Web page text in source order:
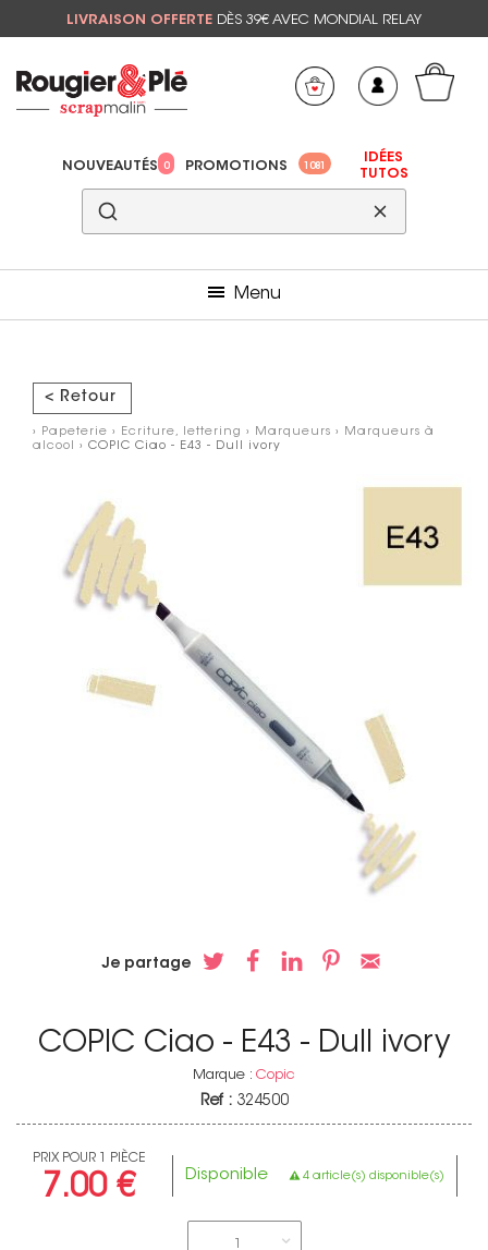
LIVRAISON OFFERTE DÈS 39€ AVEC MONDIAL RELAY
NOUVEAUTÉS 0 PROMOTIONS 1081
IDÉES
TUTOS
Menu
< Retour
› Papeterie › Ecriture, lettering › Marqueurs › Marqueurs à
alcool › COPIC Ciao - E43 - Dull ivory
Je partage
COPIC Ciao - E43 - Dull ivory
Marque : Copic
Ref : 324500
PRIX POUR 1 PIÈCE
7.00 € Disponible 4 article(s) disponible(s)